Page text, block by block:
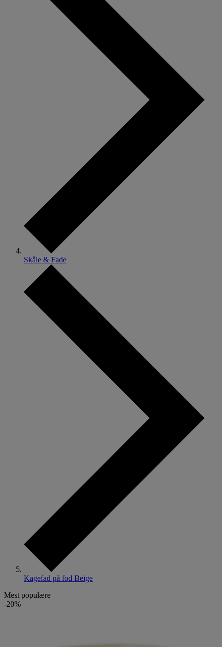
Skåle & Fade
Kagefad på fod Beige
Mest populære
-20%